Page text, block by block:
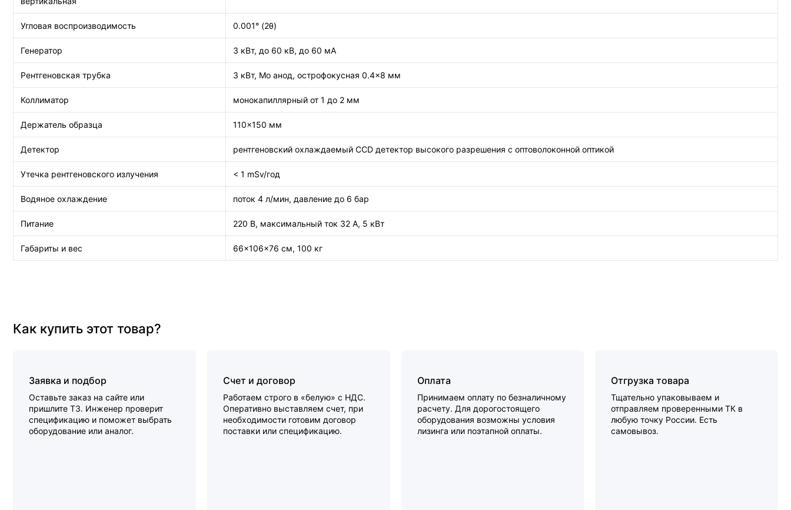
Угловая воспроизводимость 0.001° (2θ)
Генератор 3 кВт, до 60 кВ, до 60 мА
Рентгеновская трубка 3 кВт, Mo анод, острофокусная 0.4×8 мм
Коллиматор монокапиллярный от 1 до 2 мм
Держатель образца 110×150 мм
Детектор рентгеновский охлаждаемый CCD детектор высокого разрешения с оптоволоконной оптикой
Утечка рентгеновского излучения < 1 mSv/год
Водяное охлаждение поток 4 л/мин, давление до 6 бар
Питание 220 В, максимальный ток 32 А, 5 кВт
Габариты и вес 66×106×76 см, 100 кг
Как купить этот товар?
Заявка и подбор
Оставьте заказ на сайте или
пришлите ТЗ. Инженер проверит
спецификацию и поможет выбрать
оборудование или аналог.
Счет и договор
Работаем строго в «белую» с НДС.
Оперативно выставляем счет, при
необходимости готовим договор
поставки или спецификацию.
Оплата
Принимаем оплату по безналичному
расчету. Для дорогостоящего
оборудования возможны условия
лизинга или поэтапной оплаты.
Отгрузка товара
Тщательно упаковываем и
отправляем проверенными ТК в
любую точку России. Есть
самовывоз.